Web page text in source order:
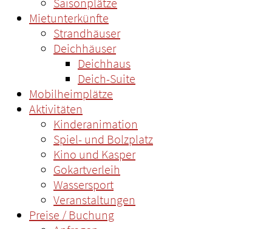
Mietunterkünfte
Strandhäuser
Deichhäuser
Deichhaus
Deich-Suite
Mobilheimplätze
Aktivitäten
Kinderanimation
Spiel- und Bolzplatz
Kino und Kasper
Gokartverleih
Wassersport
Veranstaltungen
Preise / Buchung